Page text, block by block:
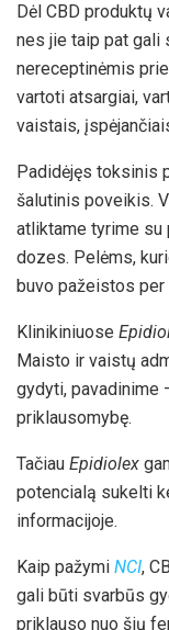
Dėl CBD produktų
nes jie taip pat gali
nereceptinėmis
vartoti atsargiai,
vaistais,
Padidėjęs toksinis
šalutinis poveikis.
atliktame tyrime su
dozes. Pelėms,
buvo pažeistos per
Klinikiniuose
Maisto ir vaistų
gydyti, pavadinime
priklausomybę.
Tačiau Epidiolex
potencialą sukelti
informacijoje.
Kaip pažymi NCI,
gali būti svarbūs
priklauso nuo šių